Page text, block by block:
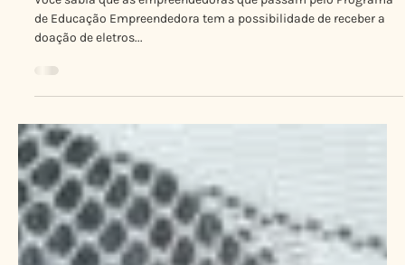
As empreendedoras que ganharam
eletros Consul
Você sabia que as empreendedoras que passam pelo Programa
doação de eletros...